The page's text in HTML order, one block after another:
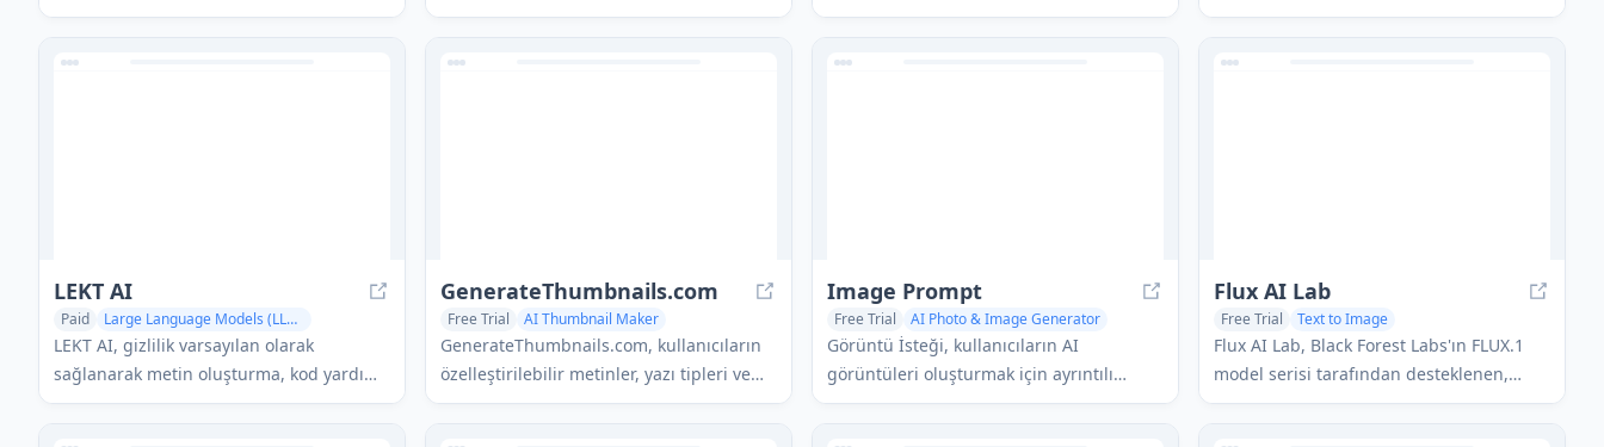
önde gelen AI metinden görüntüye
üretmelerine ve karşılaştırmalarına
olarak kullanmaları için AI tarafından
ücretsiz bir web hizmetidir.
deneyimler sunmak için gerçek zamanlı
API'leri ve Dijital Varlık Yönetimi (DAM)
teknolojisi ve görüntü tabanlı üretken
bir şirkettir.
LEKT AI
Paid
Large Language Models (LLMs)
AI Code Assistant
AI Photo & Image Generator
LEKT AI, gizlilik varsayılan olarak
sağlanarak metin oluşturma, kod yardımı
ve görüntü oluşturma yetenekleri sunan,
GenerateThumbnails.com
Free Trial
AI Thumbnail Maker
AI Photo & Image Generator
AI Cover Generator
GenerateThumbnails.com, kullanıcıların
özelleştirilebilir metinler, yazı tipleri ve
video etkileşimini artırmak için AI destekli
Image Prompt
Free Trial
AI Photo & Image Generator
AI Illustration Generator
Prompts
Görüntü İsteği, kullanıcıların AI
görüntüleri oluşturmak için ayrıntılı
metin açıklamaları oluşturmasına veya
Flux AI Lab
Free Trial
Text to Image
AI Photo & Image Generator
AI Art &Design Creator
Flux AI Lab, Black Forest Labs'ın FLUX.1
model serisi tarafından desteklenen,
yüksek kaliteli, çeşitli görüntüler